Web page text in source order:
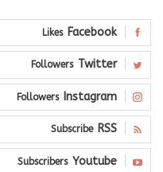
Facebook
Likes
Twitter
Followers
Instagram
Followers
RSS
Subscribe
Youtube
Subscribers